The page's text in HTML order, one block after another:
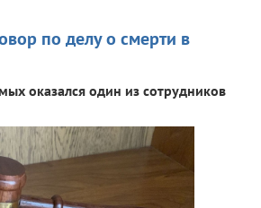
по делу о смерти в
оказался один из сотрудников